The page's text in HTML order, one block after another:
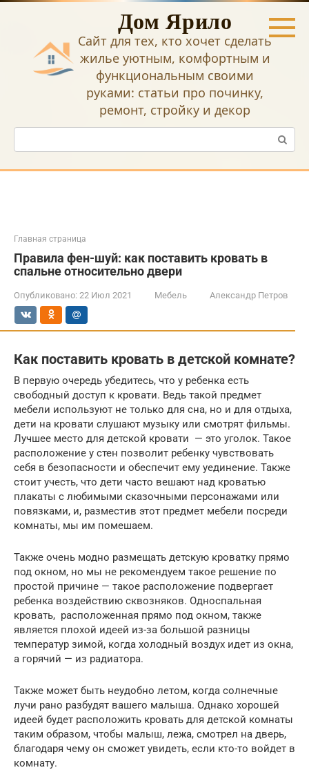
Перейти
Дом Ярило
Сайт для тех, кто хочет сделать
жилье уютным, комфортным и
функциональным своими
руками: статьи про починку,
ремонт, стройку и декор
Поиск:
Главная страница
Правила фен-шуй: как поставить кровать в
спальне относительно двери
Опубликовано: 22 Июл 2021 Мебель Александр Петров
Как поставить кровать в детской комнате?
В первую очередь убедитесь, что у ребенка есть
свободный доступ к кровати. Ведь такой предмет
мебели используют не только для сна, но и для отдыха,
дети на кровати слушают музыку или смотрят фильмы.
Лучшее место для детской кровати — это уголок. Такое
расположение у стен позволит ребенку чувствовать
себя в безопасности и обеспечит ему уединение. Также
стоит учесть, что дети часто вешают над кроватью
плакаты с любимыми сказочными персонажами или
повязками, и, разместив этот предмет мебели посреди
комнаты, мы им помешаем.
Также очень модно размещать детскую кроватку прямо
под окном, но мы не рекомендуем такое решение по
простой причине — такое расположение подвергает
ребенка воздействию сквозняков. Односпальная
кровать, расположенная прямо под окном, также
является плохой идеей из-за большой разницы
температур зимой, когда холодный воздух идет из окна,
а горячий — из радиатора.
Также может быть неудобно летом, когда солнечные
лучи рано разбудят вашего малыша. Однако хорошей
идеей будет расположить кровать для детской комнаты
таким образом, чтобы малыш, лежа, смотрел на дверь,
благодаря чему он сможет увидеть, если кто-то войдет в
комнату.